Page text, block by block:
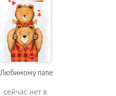
Любимому папе
сейчас нет в